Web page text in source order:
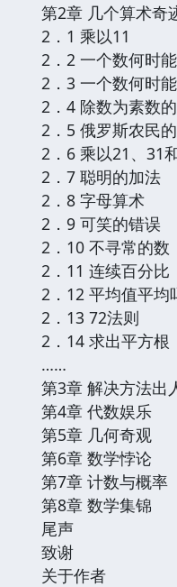
第2章 几个算术奇
2．1 乘以11
2．2 一个数何时
2．3 一个数何时
2．4 除数为素数
2．5 俄罗斯农民
2．6 乘以21、31
2．7 聪明的加法
2．8 字母算术
2．9 可笑的错误
2．10 不寻常的数
2．11 连续百分比
2．12 平均值平均
2．13 72法则
2．14 求出平方根
……
第3章 解决方法出
第4章 代数娱乐
第5章 几何奇观
第6章 数学悖论
第7章 计数与概率
第8章 数学集锦
尾声
致谢
关于作者